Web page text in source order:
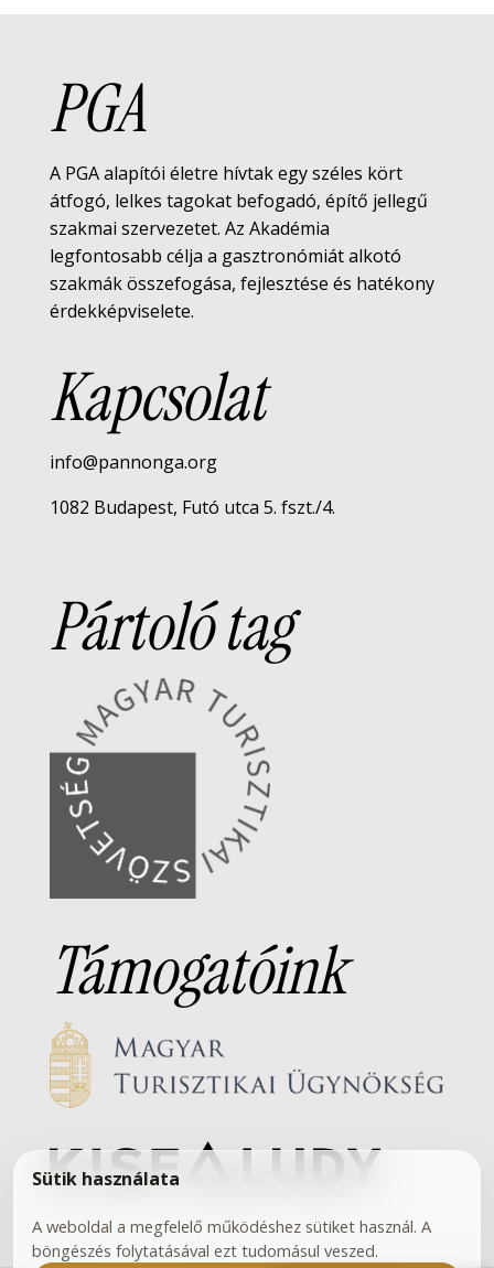
PGA
A PGA alapítói életre hívtak egy széles kört
átfogó, lelkes tagokat befogadó, építő jellegű
szakmai szervezetet. Az Akadémia
legfontosabb célja a gasztronómiát alkotó
szakmák összefogása, fejlesztése és hatékony
érdekképviselete.
Kapcsolat
info@pannonga.org
1082 Budapest, Futó utca 5. fszt./4.
Pártoló tag
Támogatóink
Sütik használata
A weboldal a megfelelő működéshez sütiket használ. A
böngészés folytatásával ezt tudomásul veszed.